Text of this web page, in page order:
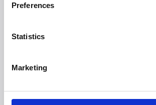
Preferences
Statistics
Marketing
For ytterligere informasjon
Epost:presse@witt.dk